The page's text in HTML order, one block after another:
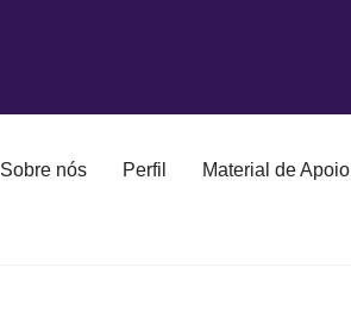
Sobre nós Perfil Material de Apoio